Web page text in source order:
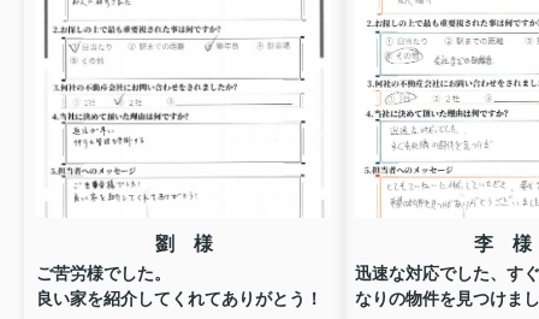
劉 様
ご苦労様でした。
良い家を紹介してくれてありがとう！
李 様
迅速な対応でした、す
なりの物件を見つけま